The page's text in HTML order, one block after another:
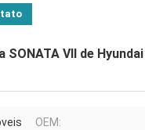
VII de Hyundai
OEM: